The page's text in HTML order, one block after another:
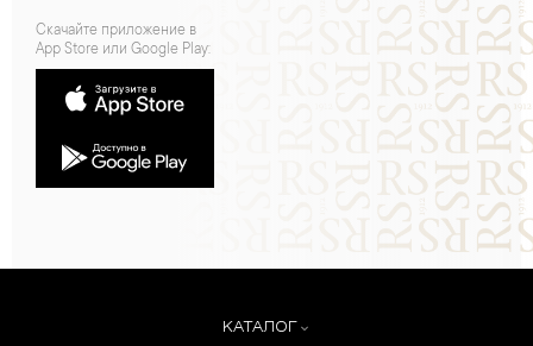
Скачайте приложение в
App Store или Google Play:
КАТАЛОГ